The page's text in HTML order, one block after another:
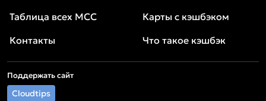
Таблица всех MCC
Контакты
Карты с кэшбэком
Что такое кэшбэк
Поддержать сайт
Cloudtips